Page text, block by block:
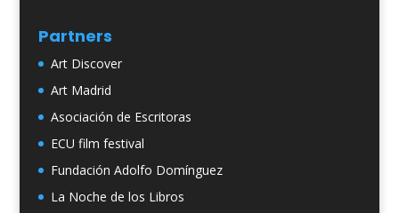
Partners
Art Discover
Art Madrid
Asociación de Escritoras
ECU film festival
Fundación Adolfo Domínguez
La Noche de los Libros